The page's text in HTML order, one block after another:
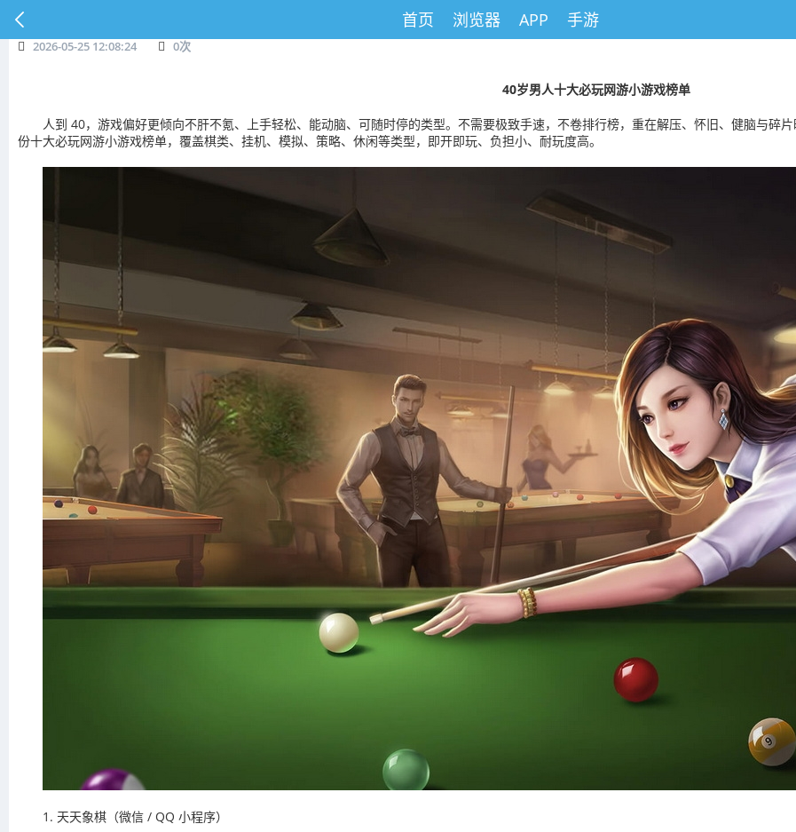
首页 浏览器 APP 手游
2026-05-25 12:08:24 0次
40岁男人十大必玩网游小游戏榜单
人到 40，游戏偏好更倾向不肝不氪、上手轻松、能动脑、可随时停的类型。不需要极致手速，不卷排行榜，重在解压、怀旧、健脑与碎
份十大必玩网游小游戏榜单，覆盖棋类、挂机、模拟、策略、休闲等类型，即开即玩、负担小、耐玩度高。
1. 天天象棋（微信 / QQ 小程序）